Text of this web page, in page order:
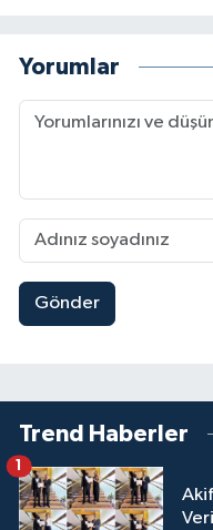
Yorumlar
Gönder
Trend Haberler
1